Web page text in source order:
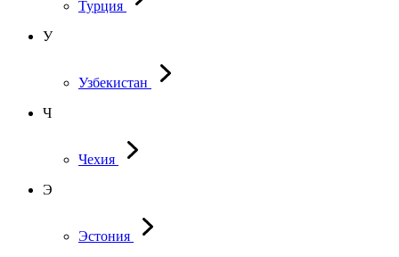
Турция
У
Узбекистан
Ч
Чехия
Э
Эстония